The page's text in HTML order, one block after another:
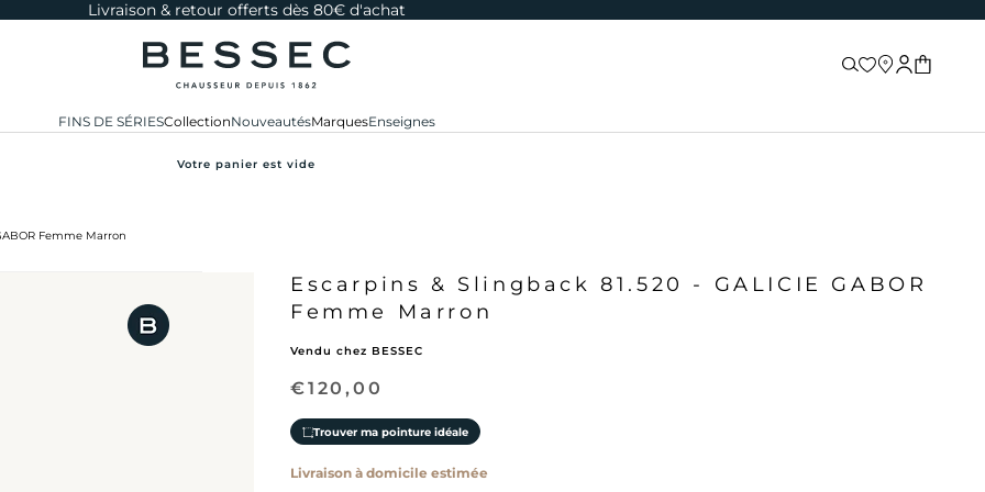
Livraison & retour offerts dès 80€ d'achat
bessec-chaussures
RechercheStore locator
Connexion
Panier
FINS DE SÉRIESCollectionNouveautésMarquesEnseignes
Votre panier est vide
Femme Marron
Escarpins & Slingback 81.520 - GALICIE GABOR
Femme Marron
Vendu chez BESSEC
Prix de vente
€120,00
Trouver ma pointure idéale